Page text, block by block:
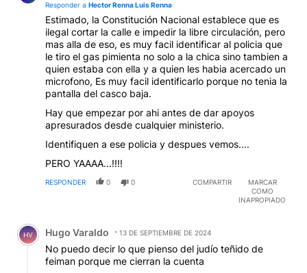
Responder a Hector Renna Luis Renna
Estimado, la Constitución Nacional establece que es
ilegal cortar la calle e impedir la libre circulación, pero
mas alla de eso, es muy facil identificar al policia que
le tiro el gas pimienta no solo a la chica sino tambien a
quien estaba con ella y a quien les habia acercado un
microfono, Es muy facil identificarlo porque no tenia la
pantalla del casco baja.
Hay que empezar por ahi antes de dar apoyos
apresurados desde cualquier ministerio.
Identifiquen a ese policia y despues vemos....
PERO YAAAA...!!!!
RESPONDER 0 0 COMPARTIR
MARCAR
COMO
INAPROPIADO
Comentario de Hugo Varaldo.
HV Hugo Varaldo 13 DE SEPTIEMBRE DE 2024
No puedo decir lo que pienso del judío teñido de
feiman porque me cierran la cuenta